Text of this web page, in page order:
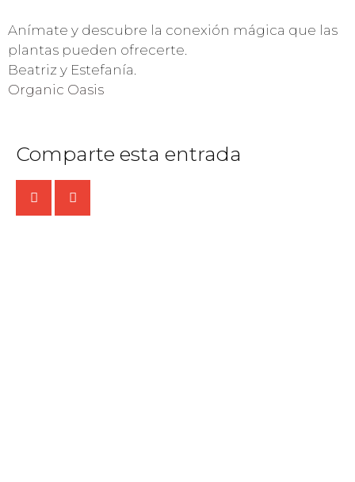
Anímate y descubre la conexión mágica que las
plantas pueden ofrecerte.
Beatriz y Estefanía.
Organic Oasis
Comparte esta entrada